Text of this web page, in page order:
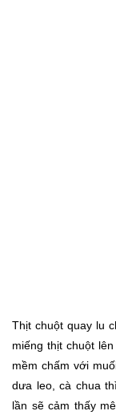
Thịt chuột quay lu
miếng thịt chuột
mềm chấm với
dưa leo, cà chua
lần sẽ cảm thấy